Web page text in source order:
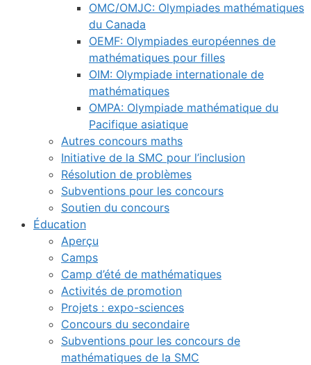
OMC/OMJC: Olympiades mathématiques
du Canada
OEMF: Olympiades européennes de
mathématiques pour filles
OIM: Olympiade internationale de
mathématiques
OMPA: Olympiade mathématique du
Pacifique asiatique
Autres concours maths
Initiative de la SMC pour l’inclusion
Résolution de problèmes
Subventions pour les concours
Soutien du concours
Éducation
Aperçu
Camps
Camp d’été de mathématiques
Activités de promotion
Projets : expo-sciences
Concours du secondaire
Subventions pour les concours de
mathématiques de la SMC